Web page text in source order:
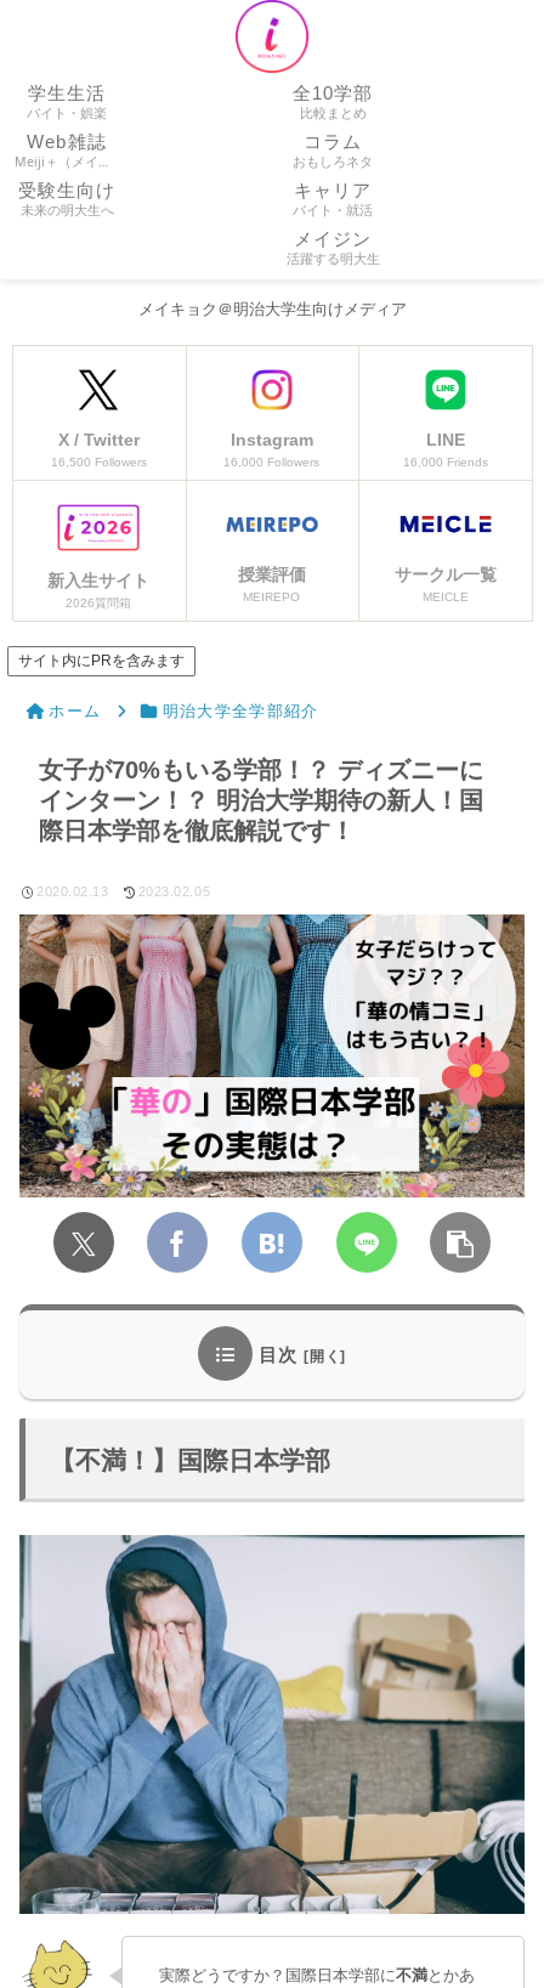
学生生活
バイト・娯楽
全10学部
比較まとめ
Web雑誌
Meiji＋（メイプラ）
コラム
おもしろネタ
受験生向け
未来の明大生へ
キャリア
バイト・就活
メイジン
活躍する明大生
メイキョク＠明治大学生向けメディア
X / Twitter
16,500 Followers
Instagram
16,000 Followers
LINE
16,000 Friends
新入生サイト
2026質問箱
授業評価
MEIREPO
サークル一覧
MEICLE
サイト内にPRを含みます
ホーム 明治大学全学部紹介
女子が70%もいる学部！？ ディズニーに
インターン！？ 明治大学期待の新人！国
際日本学部を徹底解説です！
2020.02.13 2023.02.05
目次
【不満！】国際日本学部
実際どうですか？国際日本学部に不満とかあ